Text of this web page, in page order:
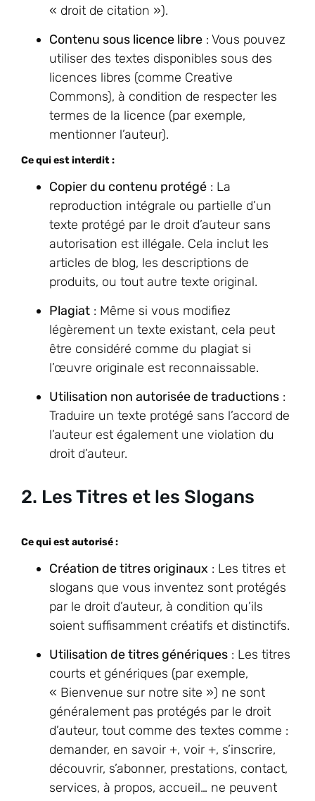
« droit de citation »).
Contenu sous licence libre : Vous pouvez
utiliser des textes disponibles sous des
licences libres (comme Creative
Commons), à condition de respecter les
termes de la licence (par exemple,
mentionner l’auteur).
Ce qui est interdit :
Copier du contenu protégé : La
reproduction intégrale ou partielle d’un
texte protégé par le droit d’auteur sans
autorisation est illégale. Cela inclut les
articles de blog, les descriptions de
produits, ou tout autre texte original.
Plagiat : Même si vous modifiez
légèrement un texte existant, cela peut
être considéré comme du plagiat si
l’œuvre originale est reconnaissable.
Utilisation non autorisée de traductions :
Traduire un texte protégé sans l’accord de
l’auteur est également une violation du
droit d’auteur.
2. Les Titres et les Slogans
Ce qui est autorisé :
Création de titres originaux : Les titres et
slogans que vous inventez sont protégés
par le droit d’auteur, à condition qu’ils
soient suffisamment créatifs et distinctifs.
Utilisation de titres génériques : Les titres
courts et génériques (par exemple,
« Bienvenue sur notre site ») ne sont
généralement pas protégés par le droit
d’auteur, tout comme des textes comme :
demander, en savoir +, voir +, s’inscrire,
découvrir, s’abonner, prestations, contact,
services, à propos, accueil… ne peuvent